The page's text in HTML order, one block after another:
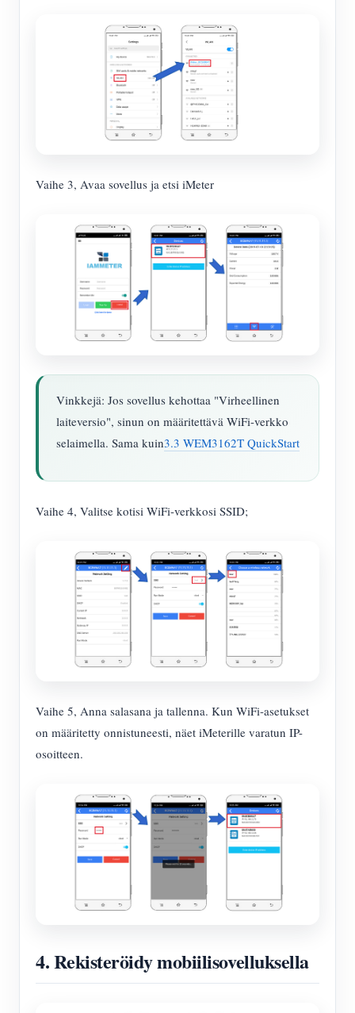
Vaihe 3, Avaa sovellus ja etsi iMeter
Vinkkejä: Jos sovellus kehottaa "Virheellinen
laiteversio", sinun on määritettävä WiFi-verkko
selaimella. Sama kuin3.3 WEM3162T QuickStart
Vaihe 4, Valitse kotisi WiFi-verkkosi SSID;
Vaihe 5, Anna salasana ja tallenna. Kun WiFi-asetukset
on määritetty onnistuneesti, näet iMeterille varatun IP-
osoitteen.
4. Rekisteröidy mobiilisovelluksella